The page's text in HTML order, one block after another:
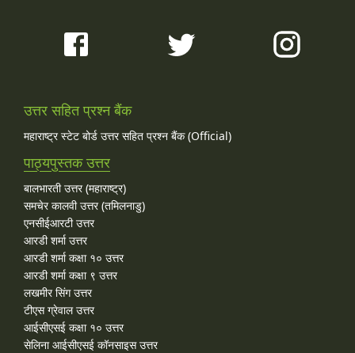
उत्तर सहित प्रश्न बैंक
महाराष्ट्र स्टेट बोर्ड उत्तर सहित प्रश्न बैंक (Official)
पाठ्यपुस्तक उत्तर
बालभारती उत्तर (महाराष्ट्र)
समचेर कालवी उत्तर (तमिलनाडु)
एनसीईआरटी उत्तर
आरडी शर्मा उत्तर
आरडी शर्मा कक्षा १० उत्तर
आरडी शर्मा कक्षा ९ उत्तर
लखमीर सिंग उत्तर
टीएस ग्रेवाल उत्तर
आईसीएसई कक्षा १० उत्तर
सेलिना आईसीएसई कॉनसाइस उत्तर